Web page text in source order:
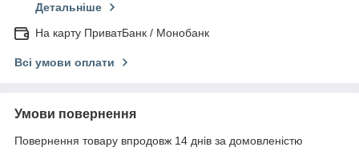
Детальніше
На карту ПриватБанк / Монобанк
Всі умови оплати
Умови повернення
Повернення товару впродовж 14 днів за домовленістю